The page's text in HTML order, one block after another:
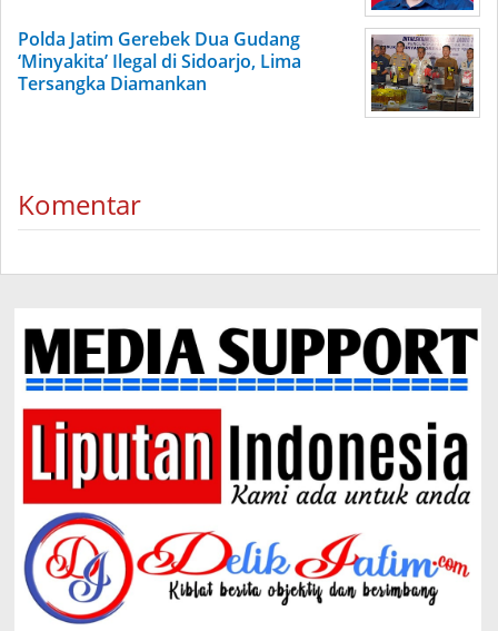
Polda Jatim Gerebek Dua Gudang
‘Minyakita’ Ilegal di Sidoarjo, Lima
Tersangka Diamankan
Komentar